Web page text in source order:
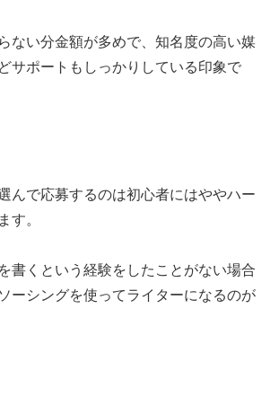
ない分金額が多めで、知名度の高い媒
サポートもしっかりしている印象で
んで応募するのは初心者にはややハー
す。
書くという経験をしたことがない場合
ーシングを使ってライターになるのが